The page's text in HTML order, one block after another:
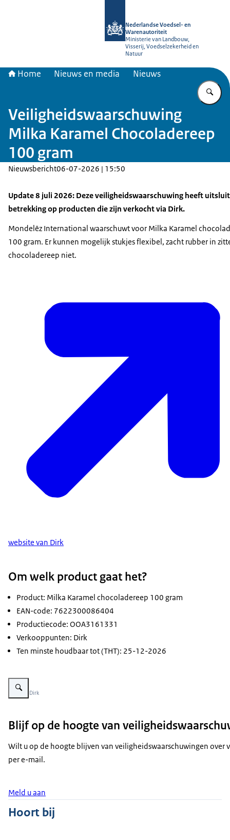
Nederlandse Voedsel- en
Warenautoriteit
Ministerie van Landbouw,
Visserij, Voedselzekerheid en
Natuur
Home Nieuws en media Nieuws
Veiligheidswaarschuwing
Milka Karamel Chocoladereep
100 gram
Nieuwsbericht06-07-2026 | 15:50
Update 8 juli 2026: Deze veiligheidswaarschuwing heeft
betrekking op producten die zijn verkocht via Dirk.
Mondelēz International waarschuwt voor Milka Karamel
100 gram. Er kunnen mogelijk stukjes flexibel, zacht rubber in
chocoladereep niet.
website van Dirk
Om welk product gaat het?
Product: Milka Karamel chocoladereep 100 gram
EAN-code: 7622300086404
Productiecode: OOA3161331
Verkooppunten: Dirk
Ten minste houdbaar tot (THT): 25-12-2026
Vergroot afbeelding Milka Karamel chocoladereep 100 gram
Beeld: © Dirk
Blijf op de hoogte van
Wilt u op de hoogte blijven van veiligheidswaarschuwingen over
per e-mail.
Meld u aan
Hoort bij